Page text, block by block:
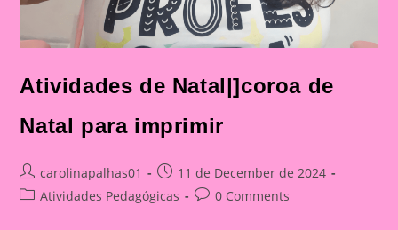
Atividades de Natal|]coroa de
Natal para imprimir
Post
author:
carolinapalhas01
Post
published:
11 de December de 2024
PostAtividades Pedagógicas
Post0 Comments